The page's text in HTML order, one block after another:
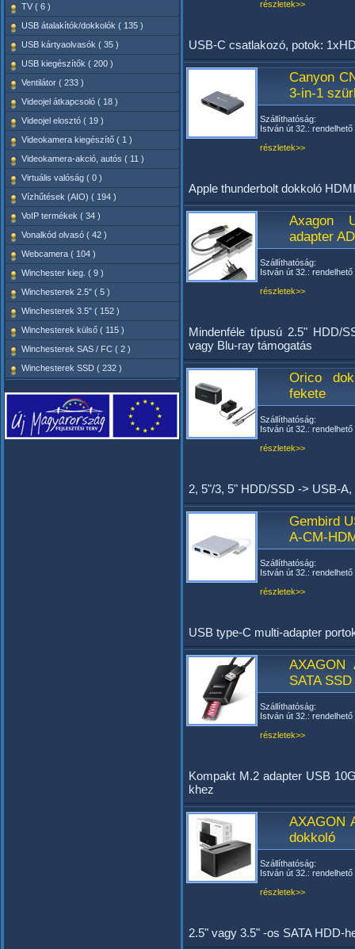
TV ( 6 )
USB átalakítók/dokkolók ( 135 )
USB kártyaolvasók ( 35 )
USB kiegészítők ( 200 )
Ventilátor ( 233 )
Videojel átkapcsoló ( 18 )
Videojel elosztó ( 19 )
Videokamera kiegészítő ( 1 )
Videokamera-akció, autós ( 11 )
Virtuális valóság ( 0 )
Vízhűtések (AIO) ( 194 )
VoIP termékek ( 34 )
Vonalkód olvasó ( 42 )
Webcamera ( 104 )
Winchester kieg. ( 9 )
Winchesterek 2.5" ( 5 )
Winchesterek 3.5" ( 152 )
Winchesterek külső ( 115 )
Winchesterek SAS / FC ( 2 )
Winchesterek SSD ( 232 )
részletek>>
USB-C csatlakozó, potok:
Canyon
3-in-1
Szállíthatóság:
István út 32.: rendelhető
részletek>>
Apple thunderbolt dokkoló
Axagon
adapter
Szállíthatóság:
István út 32.: rendelhető
részletek>>
Mindenféle típusú 2.5" HDD/
vagy Blu-ray támogatás
Orico
fekete
Szállíthatóság:
István út 32.: rendelhető
részletek>>
2, 5"/3, 5" HDD/SSD -> USB-
Gembird
A-CM-
Szállíthatóság:
István út 32.: rendelhető
részletek>>
USB type-C multi-adapter
SATA
Szállíthatóság:
István út 32.: rendelhető
részletek>>
Kompakt M.2 adapter USB
khez
AXAGON
dokkoló
Szállíthatóság:
István út 32.: rendelhető
részletek>>
2.5" vagy 3.5" -os SATA HDD-